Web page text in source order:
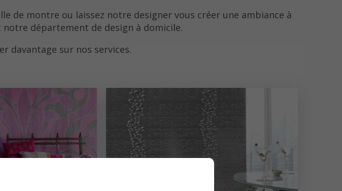
de montre ou laissez notre designer vous créer une ambiance à
département de design à domicile.
davantage sur nos services.